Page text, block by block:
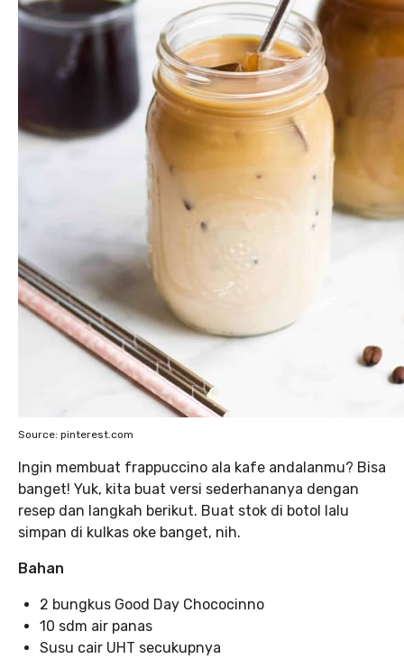
Source: pinterest.com
Ingin membuat frappuccino ala kafe andalanmu? Bisa
banget! Yuk, kita buat versi sederhananya dengan
resep dan langkah berikut. Buat stok di botol lalu
simpan di kulkas oke banget, nih.
Bahan
2 bungkus Good Day Chococinno
10 sdm air panas
Susu cair UHT secukupnya